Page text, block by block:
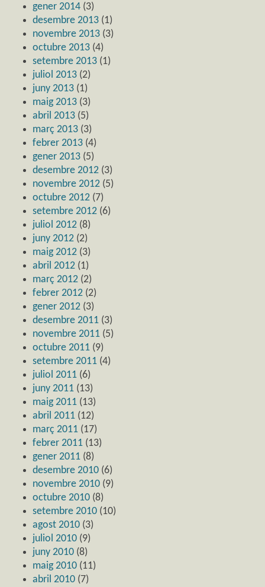
gener 2014 (3)
desembre 2013 (1)
novembre 2013 (3)
octubre 2013 (4)
setembre 2013 (1)
juliol 2013 (2)
juny 2013 (1)
maig 2013 (3)
abril 2013 (5)
març 2013 (3)
febrer 2013 (4)
gener 2013 (5)
desembre 2012 (3)
novembre 2012 (5)
octubre 2012 (7)
setembre 2012 (6)
juliol 2012 (8)
juny 2012 (2)
maig 2012 (3)
abril 2012 (1)
març 2012 (2)
febrer 2012 (2)
gener 2012 (3)
desembre 2011 (3)
novembre 2011 (5)
octubre 2011 (9)
setembre 2011 (4)
juliol 2011 (6)
juny 2011 (13)
maig 2011 (13)
abril 2011 (12)
març 2011 (17)
febrer 2011 (13)
gener 2011 (8)
desembre 2010 (6)
novembre 2010 (9)
octubre 2010 (8)
setembre 2010 (10)
agost 2010 (3)
juliol 2010 (9)
juny 2010 (8)
maig 2010 (11)
abril 2010 (7)